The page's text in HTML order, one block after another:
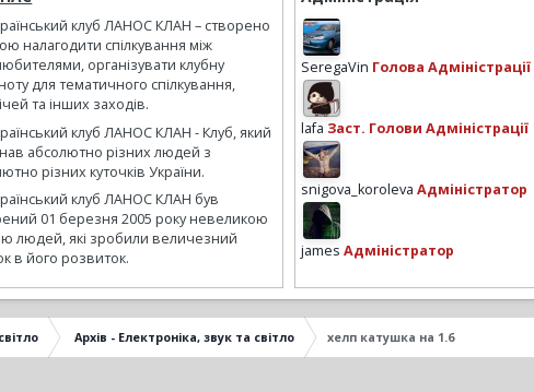
клуб ЛАНОС КЛАН – створено
налагодити спілкування між
організувати клубну
для тематичного спілкування,
та інших заходів.
клуб ЛАНОС КЛАН - Клуб, який
абсолютно різних людей з
різних куточків України.
клуб ЛАНОС КЛАН був
01 березня 2005 року невеликою
людей, які зробили величезний
в його розвиток.
SeregaVin Голова Адміністрації
lafa Заст. Голови Адміністрації
snigova_koroleva Адміністратор
james Адміністратор
Архів - Електроніка, звук та світло хелп катушка на 1.6